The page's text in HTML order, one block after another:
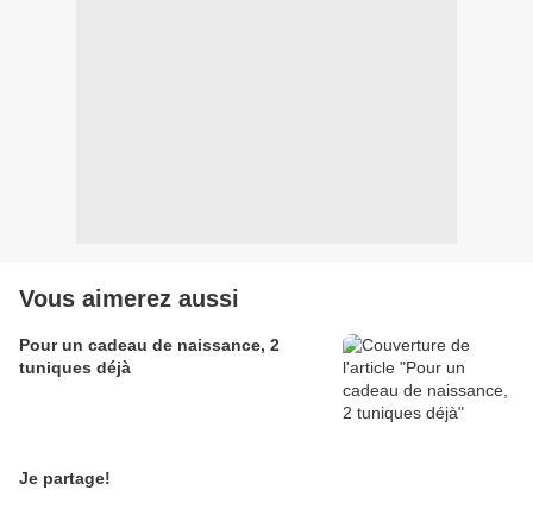
Vous aimerez aussi
Pour un cadeau de naissance, 2
tuniques déjà
Je partage!